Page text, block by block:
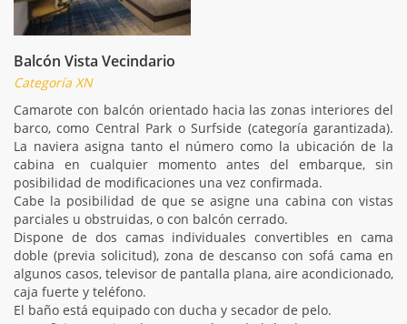
Balcón Vista Vecindario
Categoría XN
Camarote con balcón orientado hacia las zonas interiores del
barco, como Central Park o Surfside (categoría garantizada).
La naviera asigna tanto el número como la ubicación de la
cabina en cualquier momento antes del embarque, sin
posibilidad de modificaciones una vez confirmada.
Cabe la posibilidad de que se asigne una cabina con vistas
parciales u obstruidas, o con balcón cerrado.
Dispone de dos camas individuales convertibles en cama
doble (previa solicitud), zona de descanso con sofá cama en
algunos casos, televisor de pantalla plana, aire acondicionado,
caja fuerte y teléfono.
El baño está equipado con ducha y secador de pelo.